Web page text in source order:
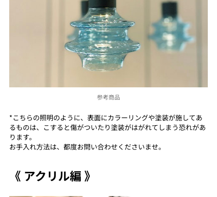
参考商品
*こちらの照明のように、表面にカラーリングや塗装が施してあ
るものは、こすると傷がついたり塗装がはがれてしまう恐れがあ
ります。
お手入れ方法は、都度お問い合わせくださいませ。
《 アクリル編 》